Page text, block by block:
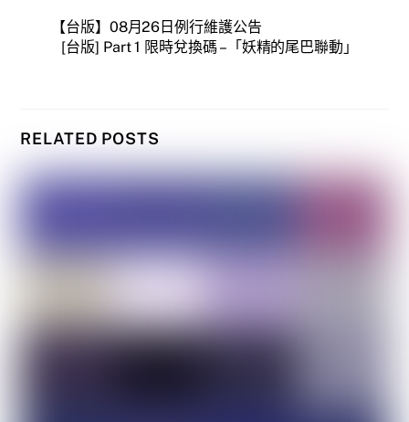
【台版】08月26日例行維護公告
[台版] Part 1 限時兌換碼 –「妖精的尾巴聯動」
RELATED POSTS